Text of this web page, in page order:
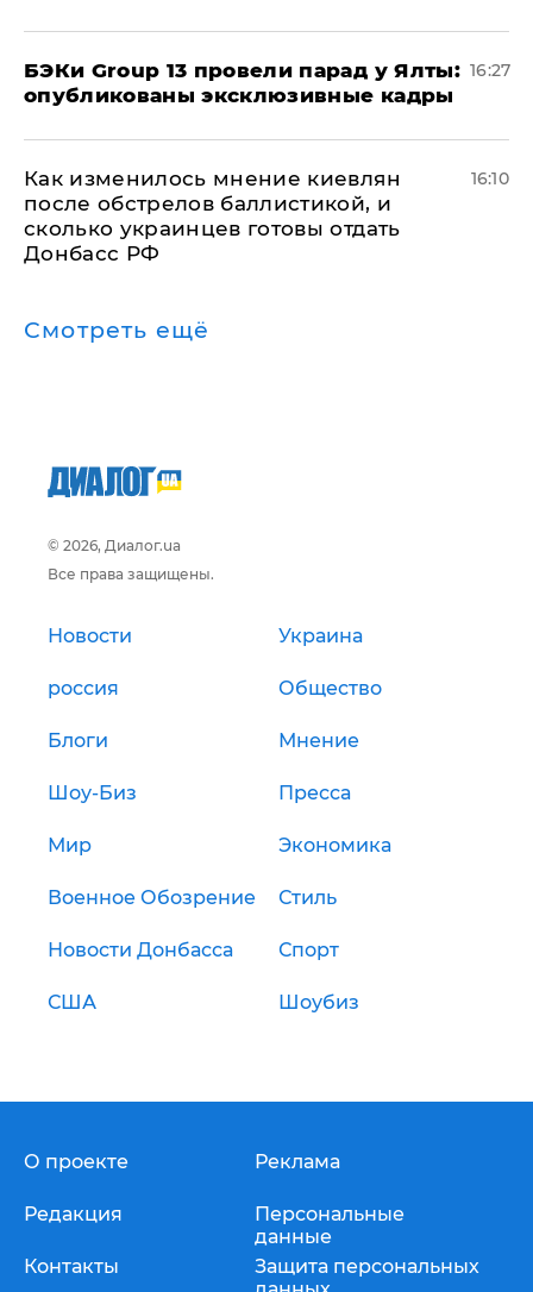
​БЭКи Group 13 провели парад у Ялты:
опубликованы эксклюзивные кадры
16:27
Как изменилось мнение киевлян
после обстрелов баллистикой, и
сколько украинцев готовы отдать
Донбасс РФ
16:10
Смотреть ещё
© 2026, Диалог.ua
Все права защищены.
Новости Украина
россия Общество
Блоги Мнение
Шоу-Биз Пресса
Мир Экономика
Военное Обозрение Стиль
Новости Донбасса Спорт
США Шоубиз
О проекте
Редакция
Контакты
Реклама
Персональные
данные
Защита персональных